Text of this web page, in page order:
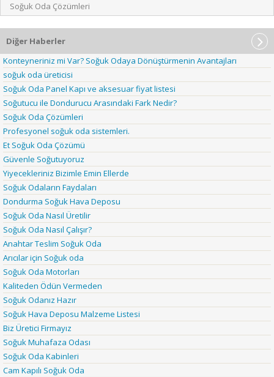
Soğuk Oda Çözümleri
Diğer Haberler
Konteyneriniz mi Var? Soğuk Odaya Dönüştürmenin Avantajları
soğuk oda üreticisi
Soğuk Oda Panel Kapı ve aksesuar fiyat listesi
Soğutucu ile Dondurucu Arasındaki Fark Nedir?
Soğuk Oda Çözümleri
Profesyonel soğuk oda sistemleri.
Et Soğuk Oda Çözümü
Güvenle Soğutuyoruz
Yiyecekleriniz Bizimle Emin Ellerde
Soğuk Odaların Faydaları
Dondurma Soğuk Hava Deposu
Soğuk Oda Nasıl Üretilir
Soğuk Oda Nasıl Çalışır?
Anahtar Teslim Soğuk Oda
Arıcılar için Soğuk oda
Soğuk Oda Motorları
Kaliteden Ödün Vermeden
Soğuk Odanız Hazır
Soğuk Hava Deposu Malzeme Listesi
Biz Üretici Firmayız
Soğuk Muhafaza Odası
Soğuk Oda Kabinleri
Cam Kapılı Soğuk Oda